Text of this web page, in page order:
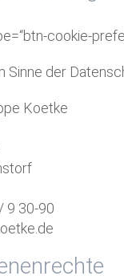
cookie-
Sinne der
Koetke
9 30-90